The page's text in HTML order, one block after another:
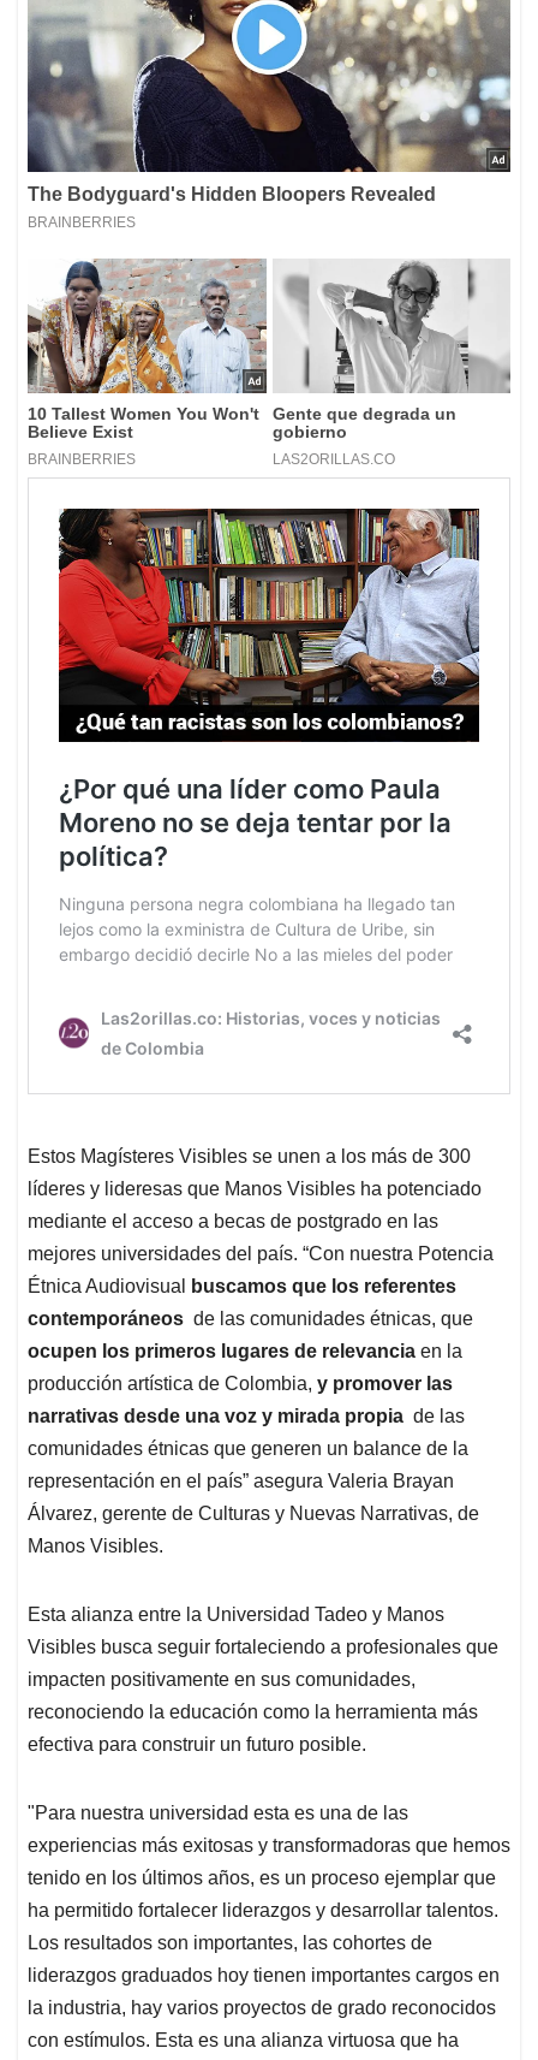
Estos Magísteres Visibles se unen a los más de 300
líderes y lideresas que Manos Visibles ha potenciado
mediante el acceso a becas de postgrado en las
mejores universidades del país. “Con nuestra Potencia
Étnica Audiovisual
buscamos que los referentes
contemporáneos de las comunidades étnicas, que
ocupen los primeros lugares de relevancia en la
producción artística de Colombia, y promover las
narrativas desde una voz y mirada propia de las
comunidades étnicas que generen un balance de la
representación en el país” asegura Valeria Brayan
Álvarez, gerente de Culturas y Nuevas Narrativas, de
Manos Visibles.
Esta alianza entre la Universidad Tadeo y Manos
Visibles busca seguir fortaleciendo a profesionales que
impacten positivamente en sus comunidades,
reconociendo la educación como la herramienta más
efectiva para construir un futuro posible.
"Para nuestra universidad esta es una de las
experiencias más exitosas y transformadoras que hemos
tenido en los últimos años, es un proceso ejemplar que
ha permitido fortalecer liderazgos y desarrollar talentos.
Los resultados son importantes, las cohortes de
liderazgos graduados hoy tienen importantes cargos en
la industria, hay varios proyectos de grado reconocidos
con estímulos. Esta es una alianza virtuosa que ha